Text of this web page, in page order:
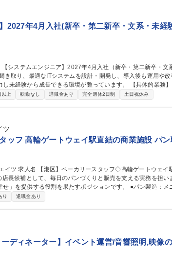
2027年4月入社(新卒・第二新卒・文系・未経
き取り、最適なITシステムを設計・開発し、導入後も運用や
長できる環境が整っています。 【具体的業務】 ・業務システム・
スト・導入支援 ・システム運用・保守 ・インフラ関連業務（案件
上 転勤なし 退職金あり 完全週休2日制 土日祝休み
ツ
ッフ 高輪ゲートウェイ駅直結の商業施設 パン
駅直結の商業施設
長候補として、毎日のパンづくりと販売を支える実務を担い
役割を果たすポジションです。 ●パン製造：メニュー開発・生地の
●接客・販売：接客とレジ対応/商品の特徴・おすすめポイント
品の品質確認/調理器具・オーブン・作業場の清掃と衛生維持/
区】ベーカリースタッフ◇高輪ゲートウェイ
り 退職金あり
ーディネーター】イベント運営/音響照明,映像